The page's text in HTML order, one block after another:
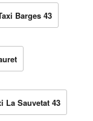
Barges 43
La Sauvetat 43